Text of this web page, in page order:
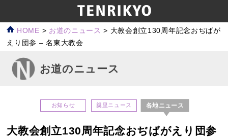
HOME > お道のニュース > 大教会創立130周年記念おぢばが
えり団参 – 名東大教会
お道のニュース
お知らせ 親里ニュース 各地ニュース
大教会創立130周年記念おぢばがえり団参